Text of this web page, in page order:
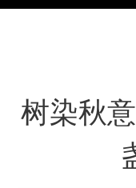
树染秋